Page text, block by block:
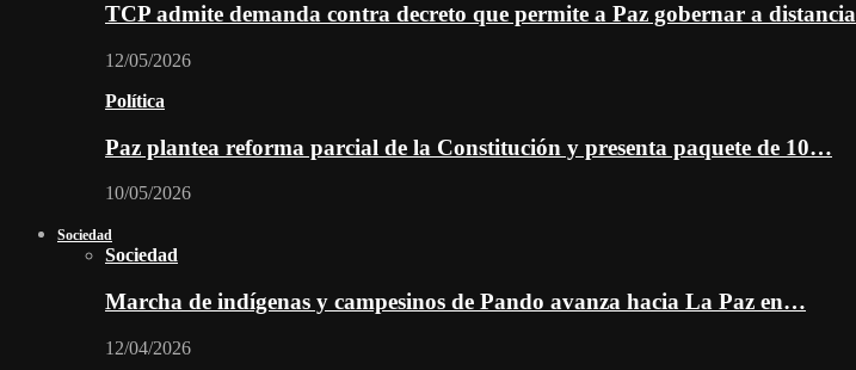
TCP admite demanda contra decreto que permite a Paz gobernar a distancia
12/05/2026
Política
Paz plantea reforma parcial de la Constitución y presenta paquete de 10…
10/05/2026
Sociedad
Sociedad
Marcha de indígenas y campesinos de Pando avanza hacia La Paz en…
12/04/2026